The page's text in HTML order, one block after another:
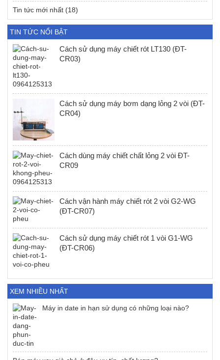
Tin tức mới nhất (18)
TIN TỨC NỔI BẬT
Cách sử dụng máy chiết rót LT130 (ĐT-
CR03)
Cách sử dụng máy bơm dạng lỏng 2 vòi (ĐT-
CR04)
Cách dùng máy chiết chất lỏng 2 vòi ĐT-
CR09
Cách vận hành máy chiết rót 2 vòi G2-WG
(ĐT-CR07)
Cách sử dụng máy chiết rót 1 vòi G1-WG
(ĐT-CR06)
XEM NHIỀU NHẤT
Máy in date in hạn sử dụng có những loại nào?